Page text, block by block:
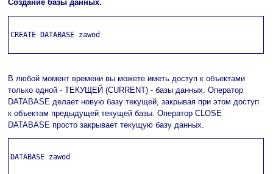
Создание базы данных.
CREATE DATABASE zawod
В любой момент времени вы можете иметь доступ к объектами
только одной - ТЕКУЩЕЙ (CURRENT) - базы данных. Оператор
DATABASE делает новую базу текущей, закрывая при этом доступ
к объектам предыдущей текущей базы. Оператор CLOSE
DATABASE просто закрывает текущую базу данных.
DATABASE zawod